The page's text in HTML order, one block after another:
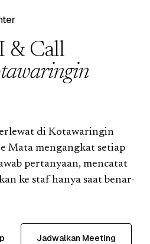
& Call
di Kotawaringin
Mata mengangkat setiap
pertanyaan, mencatat
ke staf hanya saat benar-
Jadwalkan Meeting